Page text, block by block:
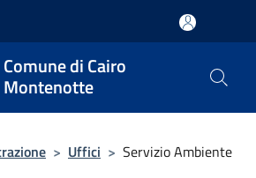
Comune di Cairo
Montenotte
> Uffici > Servizio Ambiente